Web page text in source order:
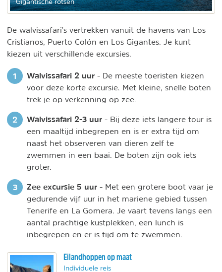
Gigantische rotsen
De walvissafari's vertrekken vanuit de havens van Los
Cristianos, Puerto Colón en Los Gigantes. Je kunt
kiezen uit verschillende excursies.
Walvissafari 2 uur - De meeste toeristen kiezen
voor deze korte excursie. Met kleine, snelle boten
trek je op verkenning op zee.
Walvissafari 2-3 uur - Bij deze iets langere tour is
een maaltijd inbegrepen en is er extra tijd om
naast het observeren van dieren zelf te
zwemmen in een baai. De boten zijn ook iets
groter.
Zee excursie 5 uur - Met een grotere boot vaar je
gedurende vijf uur in het mariene gebied tussen
Tenerife en La Gomera. Je vaart tevens langs een
aantal prachtige kustplekken, een lunch is
inbegrepen en er is tijd om te zwemmen.
Eilandhoppen op maat
Individuele reis